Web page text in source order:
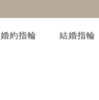
婚約指輪 結婚指輪